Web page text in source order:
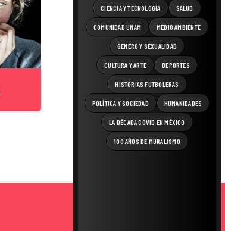
CIENCIA Y TECNOLOGÍA SALUD
COMUNIDAD UNAM MEDIO AMBIENTE
GÉNERO Y SEXUALIDAD
CULTURA Y ARTE DEPORTES
HISTORIAS FUTBOLERAS
POLÍTICA Y SOCIEDAD HUMANIDADES
LA DÉCADA COVID EN MÉXICO
100 AÑOS DE MURALISMO